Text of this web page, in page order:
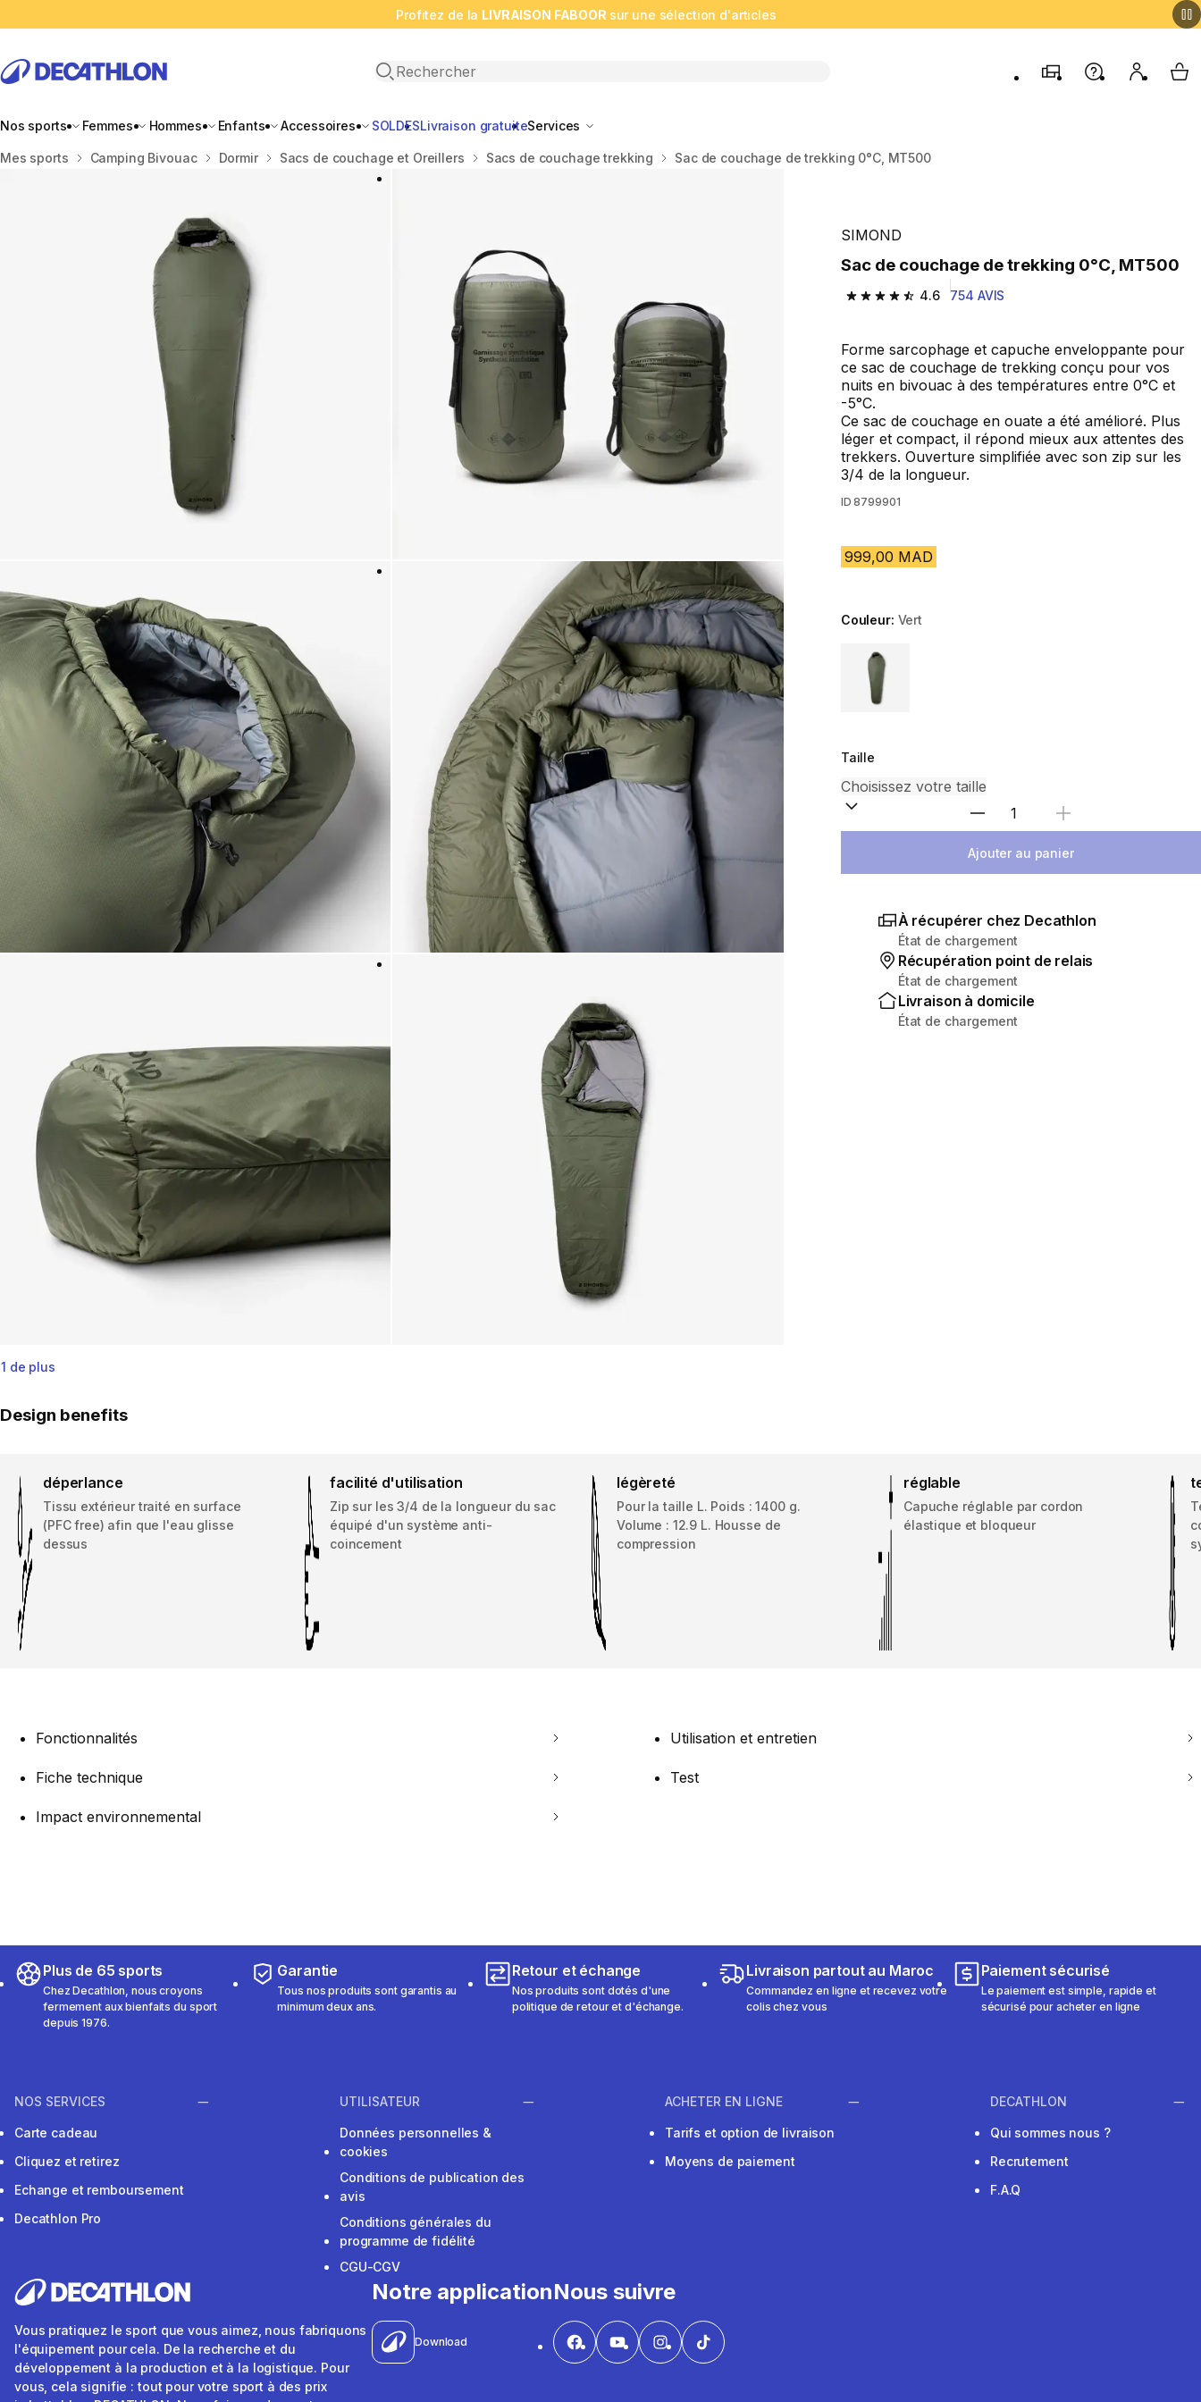
Profitez de la LIVRAISON FABOOR sur une sélection d'articles
Open search
MagasinsAide Mon My
Nos sports Femmes Hommes Enfants Accessoires SOLDESLivraison gratuiteServices
Accueil
Mes sports Camping Bivouac Dormir Sacs de couchage et Oreillers Sacs de couchage trekking Sac de couchage de trekking 0°C, MT500
1 de plus
SIMOND
Sac de couchage de trekking 0°C, MT500
4.6
4.6 out of 5 stars from 754 reviews
754 AVIS
Forme sarcophage et capuche enveloppante pour
ce sac de couchage de trekking conçu pour vos
nuits en bivouac à des températures entre 0°C et
-5°C.
Ce sac de couchage en ouate a été amélioré. Plus
léger et compact, il répond mieux aux attentes des
trekkers. Ouverture simplifiée avec son zip sur les
3/4 de la longueur.
ID 8799901
999,00 MAD
Couleur: Vert
Choose a variant
Taille
Sélectionnez la quantité
Ajouter au panier
À récupérer chez Decathlon
État de chargement
Récupération point de relais
État de chargement
Livraison à domicile
État de chargement
Design benefits
déperlance
Tissu extérieur traité en surface
(PFC free) afin que l'eau glisse
dessus
facilité d'utilisation
Zip sur les 3/4 de la longueur du sac
équipé d'un système anti-
coincement
légèreté
Pour la taille L. Poids : 1400 g.
Volume : 12.9 L. Housse de
compression
réglable
Capuche réglable par cordon
élastique et bloqueur
Fonctionnalités Utilisation et entretien
Fiche technique Test
Impact environnemental
Plus de 65 sports
Chez Decathlon, nous croyons
fermement aux bienfaits du sport
depuis 1976.
Garantie
Tous nos produits sont garantis au
minimum deux ans.
Retour et échange
Nos produits sont dotés d'une
politique de retour et d'échange.
Livraison partout au Maroc
Commandez en ligne et recevez votre
colis chez vous
Paiement sécurisé
Le paiement est simple, rapide et
sécurisé pour acheter en ligne
NOS SERVICES
Carte cadeau
Cliquez et retirez
Echange et remboursement
Decathlon Pro
UTILISATEUR
Données personnelles &
cookies
Conditions de publication des
avis
Conditions générales du
programme de fidélité
CGU-CGV
ACHETER EN LIGNE
Tarifs et option de livraison
Moyens de paiement
DECATHLON
Qui sommes nous ?
Recrutement
F.A.Q
Vous pratiquez le sport que vous aimez, nous fabriquons
l'équipement pour cela. De la recherche et du
développement à la production et à la logistique. Pour
vous, cela signifie : tout pour votre sport à des prix
Notre application
Download
Nous suivre